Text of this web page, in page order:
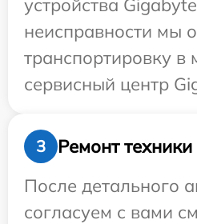
устройства
неисправности мы
транспортировку в
сервисный центр
3
Ремонт техники
После детального
согласуем с вами